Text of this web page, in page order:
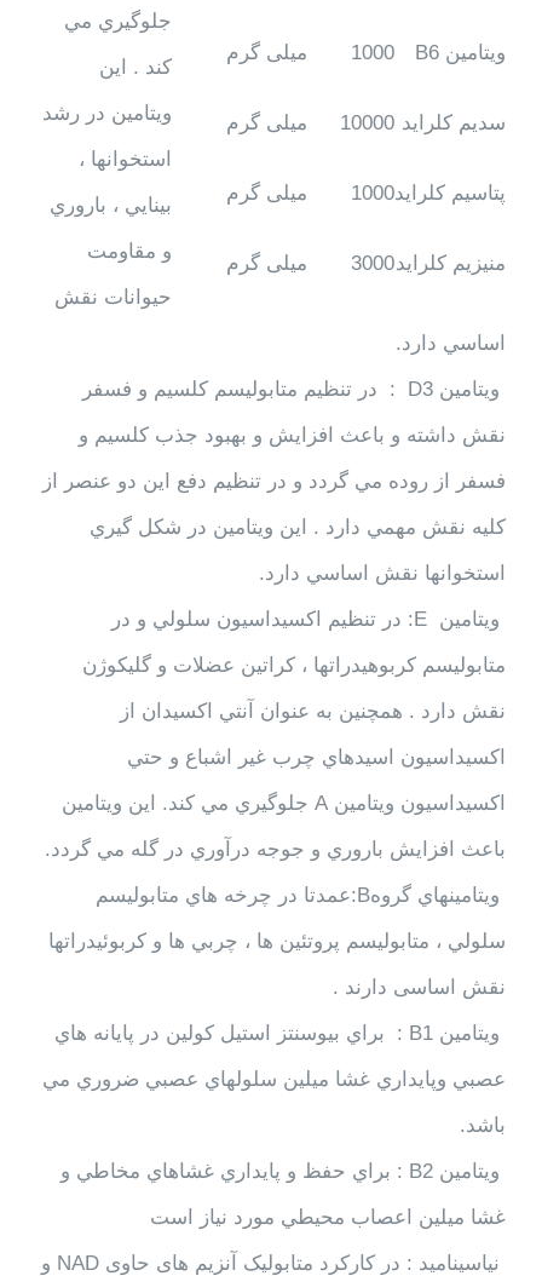
ویتامین B6
1000 میلی گرم
سدیم کلراید 10000 میلی گرم
پتاسیم کلراید1000 میلی گرم
منیزیم کلراید3000 میلی گرم
جلوگيري مي
كند . اين
ويتامين در رشد
استخوانها ،
بينايي ، باروري
و مقاومت
حيوانات نقش
اساسي دارد.
ويتامين D3 : در تنظيم متابوليسم كلسيم و فسفر
نقش داشته و باعث افزايش و بهبود جذب كلسيم و
فسفر از روده مي گردد و در تنظيم دفع اين دو عنصر از
كليه نقش مهمي دارد . اين ويتامين در شكل گيري
استخوانها نقش اساسي دارد.
ويتامين E: در تنظيم اكسيداسيون سلولي و در
متابوليسم كربوهيدراتها ، كراتين عضلات و گليكوژن
نقش دارد . همچنين به عنوان آنتي اكسيدان از
اكسيداسيون اسيدهاي چرب غير اشباع و حتي
اكسيداسيون ويتامين A جلوگيري مي كند. اين ويتامين
باعث افزايش باروري و جوجه درآوري در گله مي گردد.
ويتامينهاي گروهB:عمدتا در چرخه هاي متابوليسم
سلولي ، متابوليسم پروتئين ها ، چربي ها و كربوئيدراتها
نقش اساسی دارند .
ويتامين B1 : براي بيوسنتز استيل كولين در پايانه هاي
عصبي وپايداري غشا ميلين سلولهاي عصبي ضروري مي
باشد.
ويتامين B2 : براي حفظ و پايداري غشاهاي مخاطي و
غشا ميلين اعصاب محيطي مورد نياز است
نیاسینامید : در کارکرد متابولیک آنزیم های حاوی NAD و